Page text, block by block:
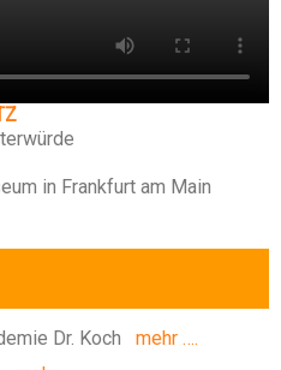
in Frankfurt am Main
Dr. Koch mehr ….